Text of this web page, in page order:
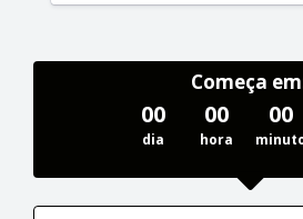
Começa
00
dia
00
hora
00